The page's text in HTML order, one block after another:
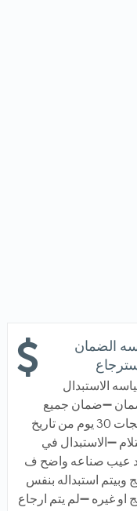
الضمان
الاستبدال
➖ضمان جميع
المنتجات 30 يوم من تاريخ
➖الاستبدال في
عيب صناعه واضح ف
وبيتم استبداله بنفس
او غيره ➖لم يتم ارجاع